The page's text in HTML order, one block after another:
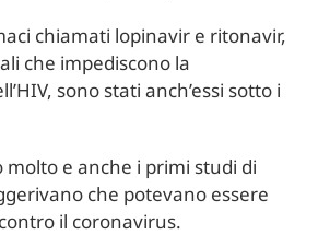
chiamati lopinavir e ritonavir,
che impediscono la
sono stati anch’essi sotto i
molto e anche i primi studi di
che potevano essere
il coronavirus.